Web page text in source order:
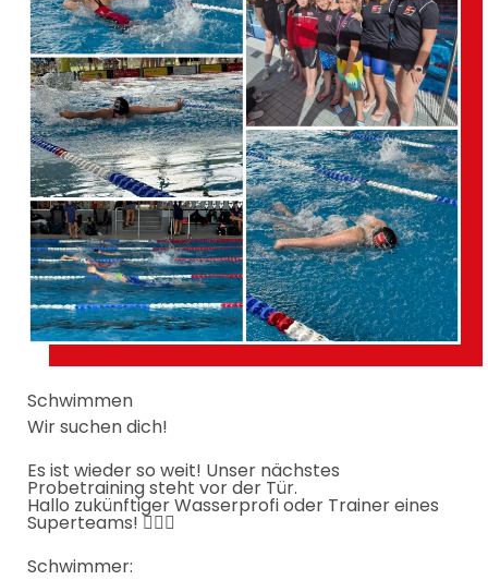
Schwimmen
Wir suchen dich!
Es ist wieder so weit! Unser nächstes
Probetraining steht vor der Tür.
Hallo zukünftiger Wasserprofi oder Trainer eines
Superteams! 🏊‍♂️🔥
Schwimmer: